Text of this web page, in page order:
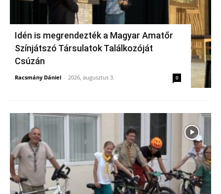
Idén is megrendezték a Magyar Amatőr
Színjátszó Társulatok Találkozóját
Csúzán
Racsmány Dániel - 2026, augusztus 3. 0